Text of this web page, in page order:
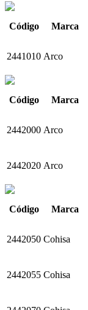
Código Marca
2441010 Arco
Código Marca
2442000 Arco
2442020 Arco
Código Marca
2442050 Cohisa
2442055 Cohisa